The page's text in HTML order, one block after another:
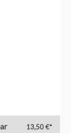
13,50 €*